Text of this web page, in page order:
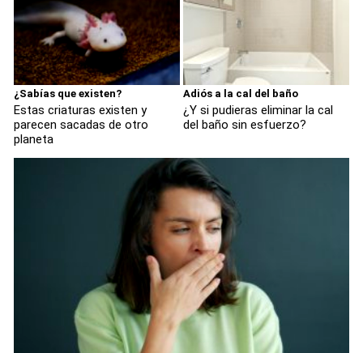
¿Sabías que existen?
Estas criaturas existen y
parecen sacadas de otro
planeta
Adiós a la cal del baño
¿Y si pudieras eliminar la cal
del baño sin esfuerzo?